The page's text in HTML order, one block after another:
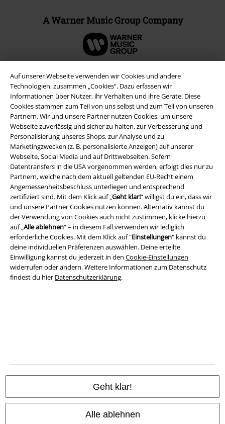
Auf unserer Webseite verwenden wir Cookies und andere
Technologien, zusammen „Cookies“. Dazu erfassen wir
Informationen über Nutzer, ihr Verhalten und ihre Geräte. Diese
Cookies stammen zum Teil von uns selbst und zum Teil von unseren
Partnern. Wir und unsere Partner nutzen Cookies, um unsere
Webseite zuverlässig und sicher zu halten, zur Verbesserung und
Personalisierung unseres Shops, zur Analyse und zu
Marketingzwecken (z. B. personalisierte Anzeigen) auf unserer
Webseite, Social Media und auf Drittwebseiten. Sofern
Datentransfers in die USA vorgenommen werden, erfolgt dies nur zu
Partnern, welche nach dem aktuell geltenden EU-Recht einem
Angemessenheitsbeschluss unterliegen und entsprechend
zertifiziert sind. Mit dem Klick auf „ Geht klar!“ willigst du ein, dass wir
und unsere Partner Cookies nutzen können. Alternativ kannst du
der Verwendung von Cookies auch nicht zustimmen, klicke hierzu
auf „ Alle ablehnen“ – in diesem Fall verwenden wir lediglich
erforderliche Cookies. Mit dem Klick auf "Einstellungen" kannst du
deine individuellen Präferenzen auswählen. Deine erteilte
Einwilligung kannst du jederzeit in den Cookie-Einstellungen
widerrufen oder ändern. Weitere Informationen zum Datenschutz
findest du hier Datenschutzerklärung.
Geht klar!
Alle ablehnen
A Warner Music Group Company
Rechtliches
AGB
Impressum
Datenschutz
Entsorgung und Umweltschutz
Konformitätserklärung
Alle Preise inkl. gesetzlicher Mehrwertsteuer, zzgl.Versandkosten
© 1986-2026 E.M.P. Merchandising HGmbH